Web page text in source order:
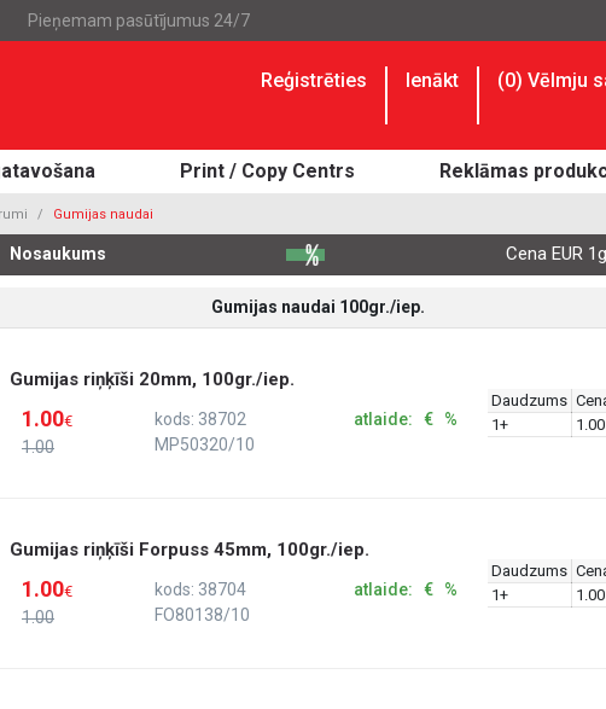
Pieņemam pasūtījumus 24/7
Reģistrēties Ienākt (0) Vēlmju
Print / Copy Centrs Reklāmas
Gumijas naudai
Nosaukums Cena EUR
Gumijas naudai 100gr./iep.
Gumijas riņķīši 20mm, 100gr./iep.
1.00
1.00€
kods: 38702
MP50320/10
atlaide: € %
Daudzums
1+
1.00
Gumijas riņķīši Forpuss 45mm, 100gr./iep.
1.00
1.00€
kods: 38704
FO80138/10
atlaide: € %
Daudzums
1+
1.00